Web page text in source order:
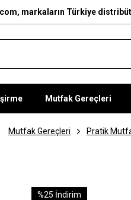
markaların Türkiye
Mutfak Gereçleri
Mutfak Gereçleri Pratik
%25 İndirim